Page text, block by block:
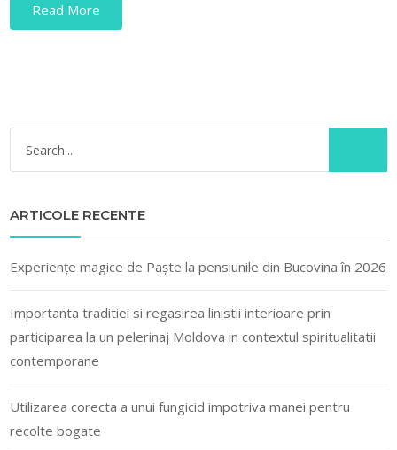
Read More
ARTICOLE RECENTE
Experiențe magice de Paște la pensiunile din Bucovina în 2026
Importanta traditiei si regasirea linistii interioare prin
participarea la un pelerinaj Moldova in contextul spiritualitatii
contemporane
Utilizarea corecta a unui fungicid impotriva manei pentru
recolte bogate